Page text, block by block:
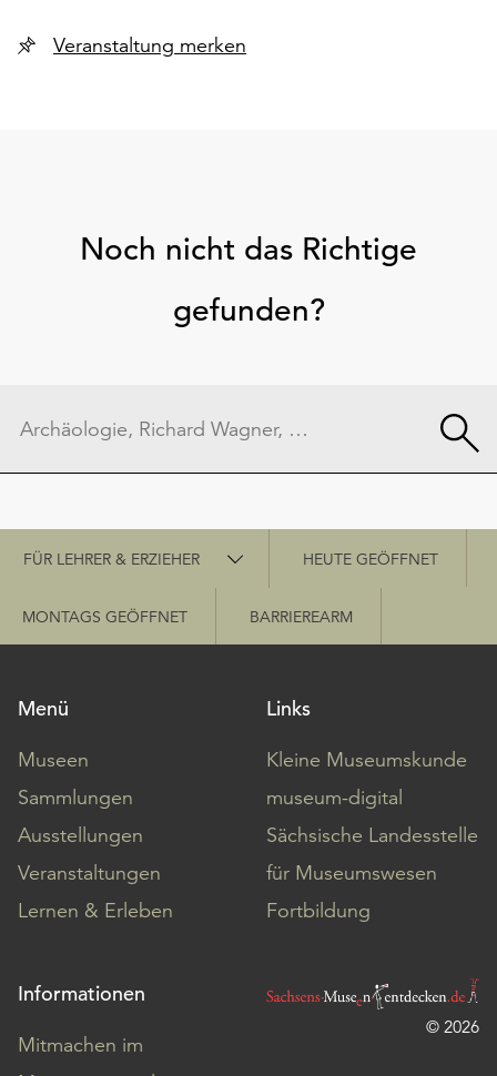
Veranstaltung merken
Noch nicht das Richtige
gefunden?
Schnellzugriff
FÜR LEHRER & ERZIEHER HEUTE GEÖFFNET
MONTAGS GEÖFFNET BARRIEREARM
Menü
Museen
Sammlungen
Ausstellungen
Veranstaltungen
Lernen & Erleben
Links
Kleine Museumskunde
museum-digital
Sächsische Landesstelle
für Museumswesen
Fortbildung
Informationen
Mitmachen im
© 2026